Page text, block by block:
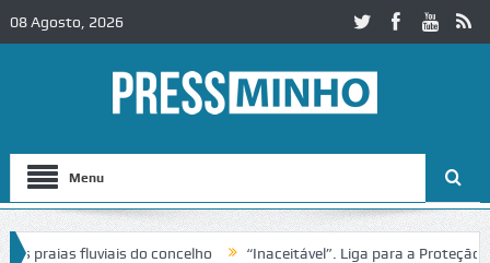
08 Agosto, 2026
Menu
fluviais do concelho “Inaceitável”. Liga para a Proteção da